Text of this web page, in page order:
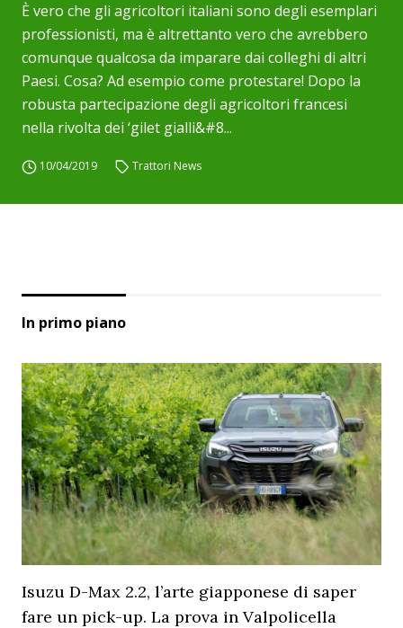
È vero che gli agricoltori italiani sono degli esemplari
professionisti, ma è altrettanto vero che avrebbero
comunque qualcosa da imparare dai colleghi di altri
Paesi. Cosa? Ad esempio come protestare! Dopo la
robusta partecipazione degli agricoltori francesi
nella rivolta dei ‘gilet gialli&#8...
10/04/2019 Trattori News
In primo piano
Isuzu D-Max 2.2, l’arte giapponese di saper
fare un pick-up. La prova in Valpolicella